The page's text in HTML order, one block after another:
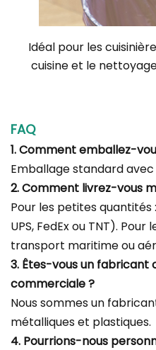
Idéal pour les
cuisine et le
FAQ
1. Comment emballez-
Emballage standard
2. Comment livrez-vous
Pour les petites quantités
UPS, FedEx ou TNT).
transport maritime ou
3. Êtes-vous un fabricant
commerciale ?
Nous sommes un
métalliques et plastiques.
4. Pourrions-nous